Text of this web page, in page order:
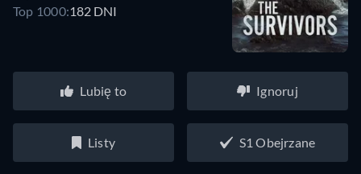
Top 1000:182 DNI
Lubię to Ignoruj
Listy S1 Obejrzane